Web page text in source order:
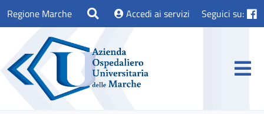
Regione Marche Accedi ai servizi Seguici su: